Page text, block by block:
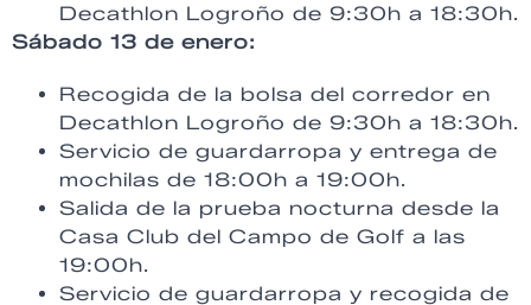
Decathlon Logroño de 9:30h a 18:30h.
Sábado 13 de enero:
Recogida de la bolsa del corredor en
Decathlon Logroño de 9:30h a 18:30h.
Servicio de guardarropa y entrega de
mochilas de 18:00h a 19:00h.
Salida de la prueba nocturna desde la
Casa Club del Campo de Golf a las
19:00h.
Servicio de guardarropa y recogida de